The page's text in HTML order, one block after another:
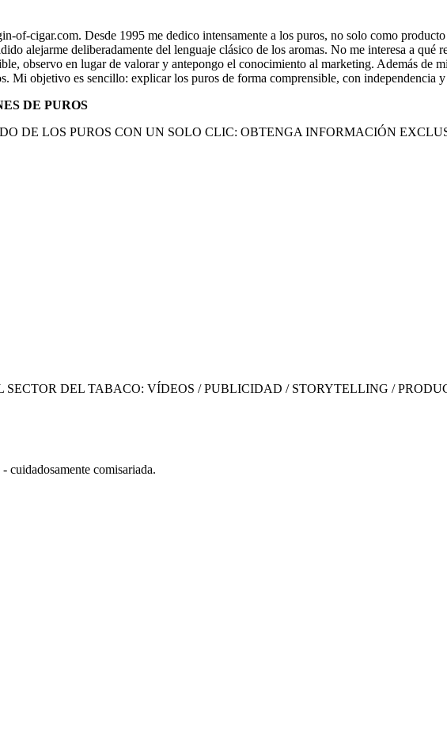
of-cigar.com. Desde 1995 me dedico intensamente a los puros, no solo como
alejarme deliberadamente del lenguaje clásico de los aromas. No me interesa a qué
observo en lugar de valorar y antepongo el conocimiento al marketing. Además de
Mi objetivo es sencillo: explicar los puros de forma comprensible, con independencia
DE PUROS
DE LOS PUROS CON UN SOLO CLIC: OBTENGA INFORMACIÓN
DEL TABACO: VÍDEOS / PUBLICIDAD / STORYTELLING /
- cuidadosamente comisariada.